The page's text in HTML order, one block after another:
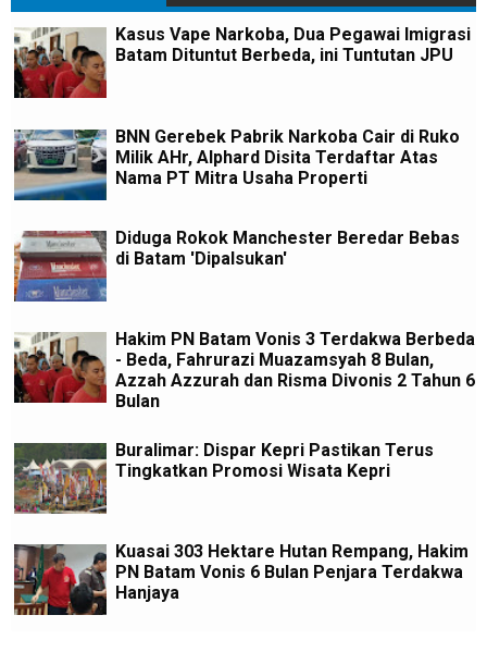
Kasus Vape Narkoba, Dua Pegawai Imigrasi
Batam Dituntut Berbeda, ini Tuntutan JPU
BNN Gerebek Pabrik Narkoba Cair di Ruko
Milik AHr, Alphard Disita Terdaftar Atas
Nama PT Mitra Usaha Properti
Diduga Rokok Manchester Beredar Bebas
di Batam 'Dipalsukan'
Hakim PN Batam Vonis 3 Terdakwa Berbeda
- Beda, Fahrurazi Muazamsyah 8 Bulan,
Azzah Azzurah dan Risma Divonis 2 Tahun 6
Bulan
Buralimar: Dispar Kepri Pastikan Terus
Tingkatkan Promosi Wisata Kepri
Kuasai 303 Hektare Hutan Rempang, Hakim
PN Batam Vonis 6 Bulan Penjara Terdakwa
Hanjaya